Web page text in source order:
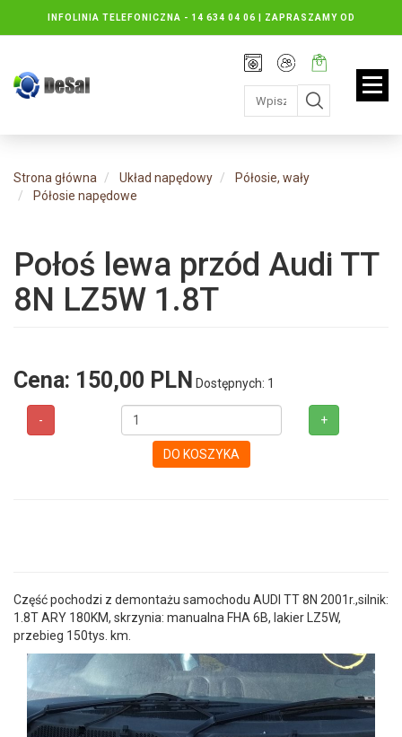
INFOLINIA TELEFONICZNA - 14 634 04 06 | ZAPRASZAMY OD
PONIEDZIAŁKU DO PIĄTKU : 8.30 DO 16.30, SOBOTY: 8.30 DO 13.00
Rejestracja
Moje
konto
Twój
koszyk:
jest
pusty
Strona główna Układ napędowy
Półosie, wały
Półosie napędowe
Połoś lewa przód Audi TT
8N LZ5W 1.8T
Cena: 150,00 PLN Dostępnych: 1
- +
DO KOSZYKA
Część pochodzi z demontażu samochodu AUDI TT 8N 2001r.,silnik:
1.8T ARY 180KM, skrzynia: manualna FHA 6B, lakier LZ5W,
przebieg 150tys. km.